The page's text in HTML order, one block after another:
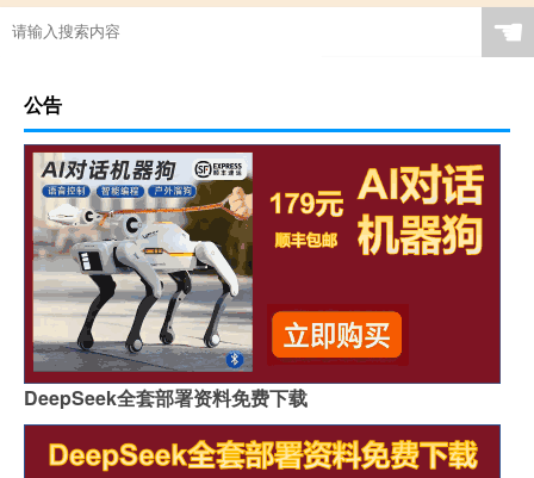
☚
公告
DeepSeek全套部署资料免费下载